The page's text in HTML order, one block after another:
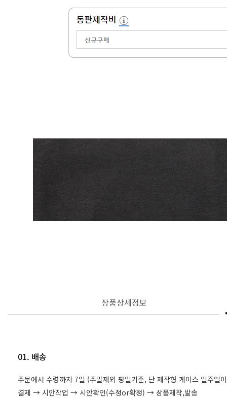
상품상세정보
01. 배송
주문에서 수령까지 7일 (주말제외 평일기준, 단 제작형 케이스 일주일
결제 → 시안작업 → 시안확인(수정or확정) → 상품제작,발송